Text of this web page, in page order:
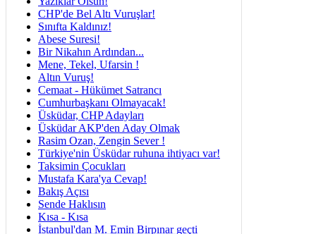
CHP'de Bel Altı Vuruşlar!
Sınıfta Kaldınız!
Abese Suresi!
Bir Nikahın Ardından...
Mene, Tekel, Ufarsin !
Altın Vuruş!
Cemaat - Hükümet Satrancı
Cumhurbaşkanı Olmayacak!
Üsküdar, CHP Adayları
Üsküdar AKP'den Aday Olmak
Rasim Ozan, Zengin Sever !
Türkiye'nin Üsküdar ruhuna ihtiyacı var!
Taksimin Çocukları
Mustafa Kara'ya Cevap!
Bakış Açısı
Sende Haklısın
Kısa - Kısa
İstanbul'dan M. Emin Birpınar geçti